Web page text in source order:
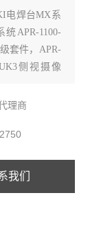
电焊台MX系
APR-1100-
套件，APR-
侧视摄像
pnZ-ad 用
理商
2750
我们